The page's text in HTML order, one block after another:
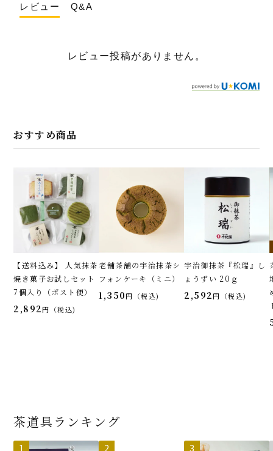
レビュー Q&A
レビュー投稿がありません。
おすすめ商品
【送料込み】 人気抹茶
焼き菓子お試しセット
7個入り（ポスト便）
2,892 税込
老舗茶舗の宇治抹茶シ
フォンケーキ（ミニ）
1,350 税込
宇治御抹茶『松瑞』し
ょうずい 20ｇ
2,592 税込
茶道具ランキング